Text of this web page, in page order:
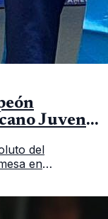
Juvenil
del
en